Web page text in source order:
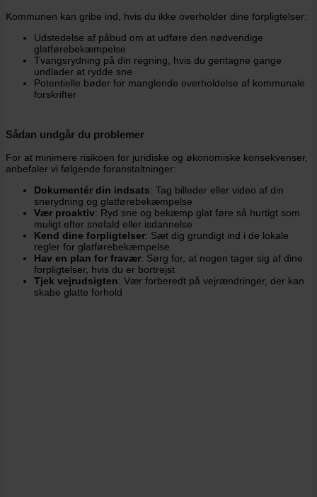
Kommunen kan gribe ind, hvis du ikke overholder dine forpligtelser:
Udstedelse af påbud om at udføre den nødvendige
glatførebekæmpelse
Tvangsrydning på din regning, hvis du gentagne gange
undlader at rydde sne
Potentielle bøder for manglende overholdelse af kommunale
forskrifter
Sådan undgår du problemer
For at minimere risikoen for juridiske og økonomiske konsekvenser,
anbefaler vi følgende foranstaltninger:
Dokumentér din indsats: Tag billeder eller video af din
snerydning og glatførebekæmpelse
Vær proaktiv: Ryd sne og bekæmp glat føre så hurtigt som
muligt efter snefald eller isdannelse
Kend dine forpligtelser: Sæt dig grundigt ind i de lokale
regler for glatførebekæmpelse
Hav en plan for fravær: Sørg for, at nogen tager sig af dine
forpligtelser, hvis du er bortrejst
Tjek vejrudsigten: Vær forberedt på vejrændringer, der kan
skabe glatte forhold